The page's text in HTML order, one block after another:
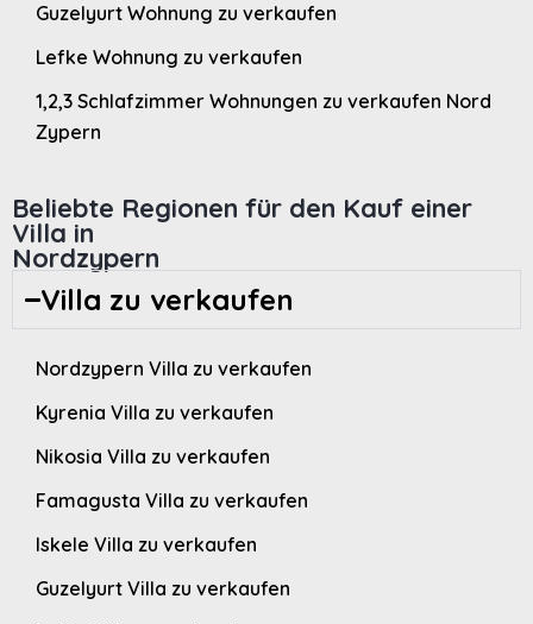
Guzelyurt Wohnung zu verkaufen
Lefke Wohnung zu verkaufen
1,2,3 Schlafzimmer Wohnungen zu verkaufen Nord
Zypern
Beliebte Regionen für den Kauf einer
Villa in
Nordzypern
Villa zu verkaufen
Nordzypern Villa zu verkaufen
Kyrenia Villa zu verkaufen
Nikosia Villa zu verkaufen
Famagusta Villa zu verkaufen
Iskele Villa zu verkaufen
Guzelyurt Villa zu verkaufen